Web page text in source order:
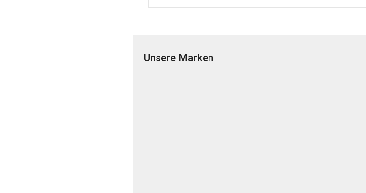
Unsere Marken